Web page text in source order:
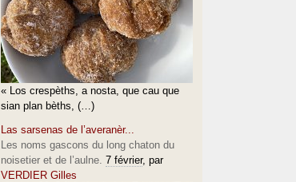
« Los crespèths, a nosta, que cau que
sian plan bèths, (…)
Las sarsenas de l’averanèr...
Les noms gascons du long chaton du
noisetier et de l’aulne. 7 février, par
VERDIER Gilles